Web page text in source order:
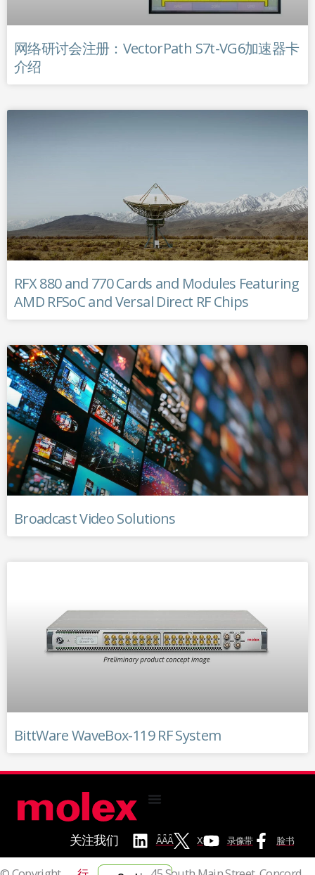
网络研讨会注册：VectorPath S7t-VG6加速器卡
介绍
RFX 880 and 770 Cards and Modules Featuring
AMD RFSoC and Versal Direct RF Chips
Broadcast Video Solutions
BittWare WaveBox-119 RF System
ǞǞǞ X 录像带 脸书
关注我们